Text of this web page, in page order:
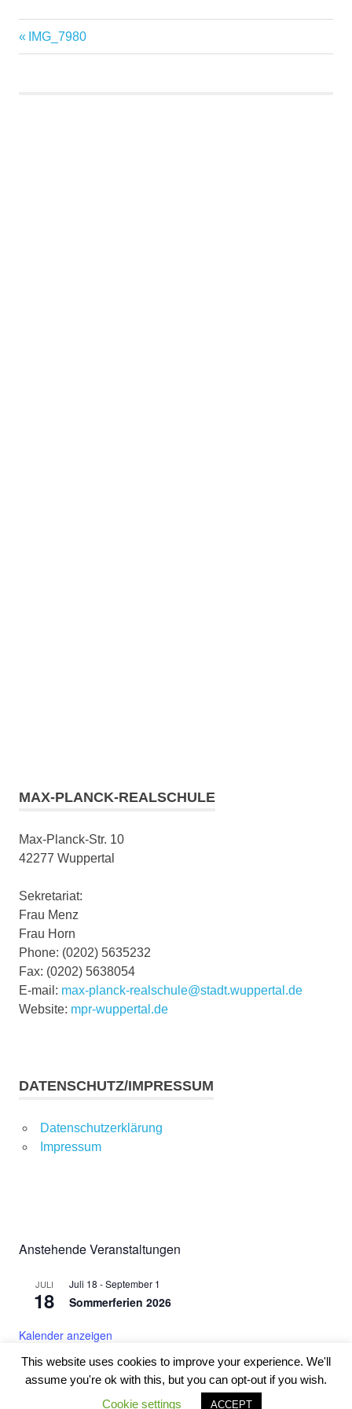
Beitragsnavigation
Vorheriger
Beitrag:
IMG_7980
MAX-PLANCK-REALSCHULE
Max-Planck-Str. 10
42277 Wuppertal
Sekretariat:
Frau Menz
Frau Horn
Phone: (0202) 5635232
Fax: (0202) 5638054
E-mail: max-planck-realschule@stadt.wuppertal.de
Website: mpr-wuppertal.de
DATENSCHUTZ/IMPRESSUM
Datenschutzerklärung
Impressum
Anstehende Veranstaltungen
JULI
18
Juli 18 -September 1
Sommerferien 2026
Kalender anzeigen
WordPress-Theme: Poseidon von ThemeZee.
This website uses cookies to improve your experience. We'll
assume you're ok with this, but you can opt-out if you wish.
Cookie settings
ACCEPT